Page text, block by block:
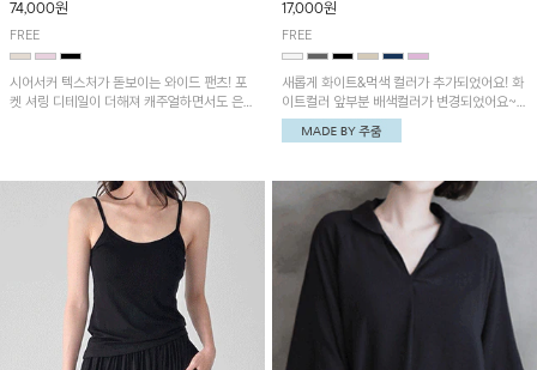
74,000원
FREE
시어서커 텍스처가 돋보이는 와이드 팬츠! 포
켓 셔링 디테일이 더해져 캐주얼하면서도 은은
아이템으로 활용하기 좋아요~
17,000원
FREE
새롭게 화이트&먹색 컬러가 추가되었어요! 화
이트컬러 앞부분 배색컬러가 변경되었어요~
중앙 린넨배색으로 유니크하면서 페이즐리 패
턴으로 감각적인 분위기를 연출이 가능한 티셔